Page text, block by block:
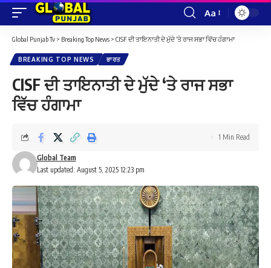
Font
Resizer
Aa
Global Punjab Tv > Breaking Top News > CISF ਦੀ ਤਾਇਨਾਤੀ ਦੇ ਮੁੱਦੇ ‘ਤੇ ਰਾਜ ਸਭਾ ਵਿੱਚ ਹੰਗਾਮਾ
BREAKING TOP NEWS ਭਾਰਤ
CISF ਦੀ ਤਾਇਨਾਤੀ ਦੇ ਮੁੱਦੇ ‘ਤੇ ਰਾਜ ਸਭਾ
ਵਿੱਚ ਹੰਗਾਮਾ
Last updated: August 5, 2025 12:23 pm
Global Team
1 Min Read